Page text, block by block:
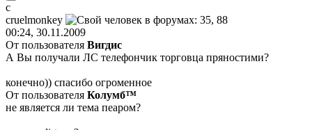
с
сruelmonkey
00:24, 30.11.2009
От пользователя Вигдис
А Вы получали ЛС телефончик торговца пряностими?
конечно)) спасибо огроменное
От пользователя Колумб™
не является ли тема пеаром?